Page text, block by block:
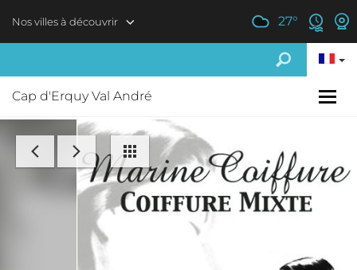
Nos villes à découvrir 27°
Cap d'Erquy Val André